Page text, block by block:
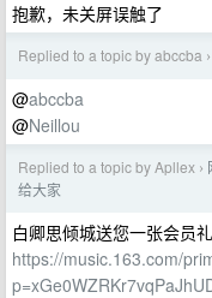
抱歉，未关屏误触了
Replied to a topic by abccba ›
@abccba
@Neillou
Replied to a topic by Apllex ›
给大家
白卿思倾城送您一张会员
https://music.163.com/